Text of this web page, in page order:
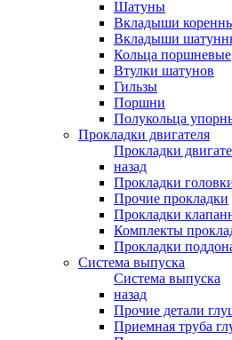
Шатуны
Вкладыши
Вкладыши
Кольца поршневые
Втулки шатунов
Гильзы
Поршни
Полукольца
Прокладки двигателя
Прокладки
назад
Прокладки
Прочие прокладки
Прокладки
Комплекты
Прокладки
Система выпуска
Система выпуска
назад
Прочие детали
Приемная труба